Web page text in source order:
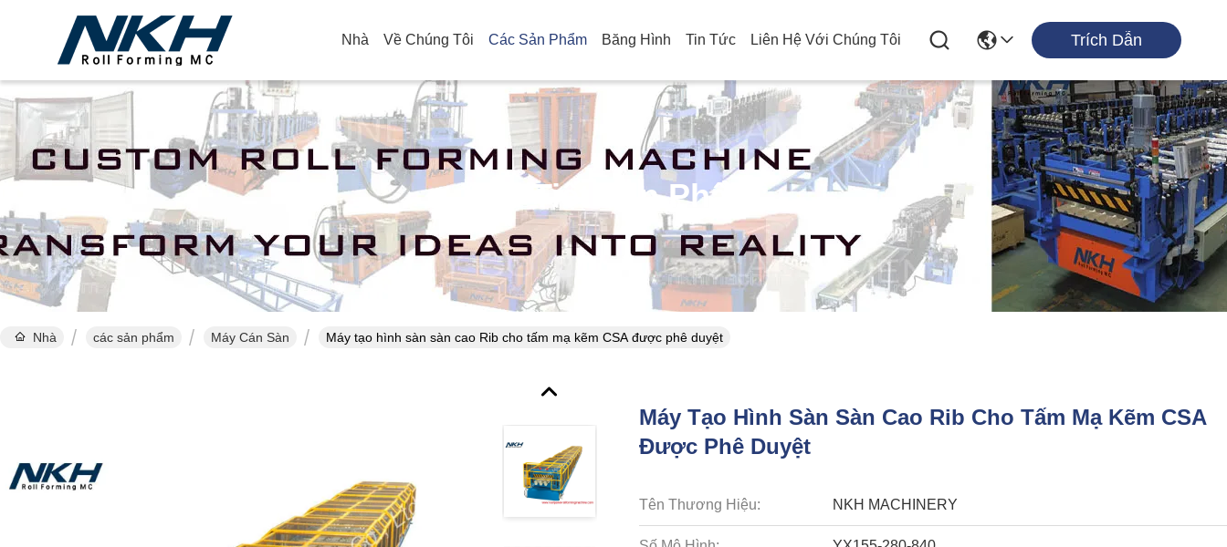
Nhà Về Chúng Tôi Các Sản Phẩm Băng Hình Tin Tức Liên Hệ Với Chúng Tôi Trích Dẫn
Chi Tiết Sản Phẩm
Nhà các sản phẩm Máy Cán Sàn Máy tạo hình sàn sàn cao Rib cho tấm mạ kẽm CSA được phê duyệt
Máy Tạo Hình Sàn Sàn Cao Rib Cho Tấm Mạ Kẽm CSA
Được Phê Duyệt
Tên Thương Hiệu: NKH MACHINERY